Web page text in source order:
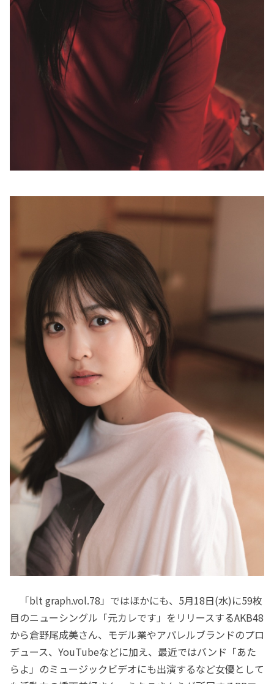
「blt graph.vol.78」ではほかにも、5月18日(水)に59枚
目のニューシングル「元カレです」をリリースするAKB48
から倉野尾成美さん、モデル業やアパレルブランドのプロ
デュース、YouTubeなどに加え、最近ではバンド「あた
らよ」のミュージックビデオにも出演するなど女優として